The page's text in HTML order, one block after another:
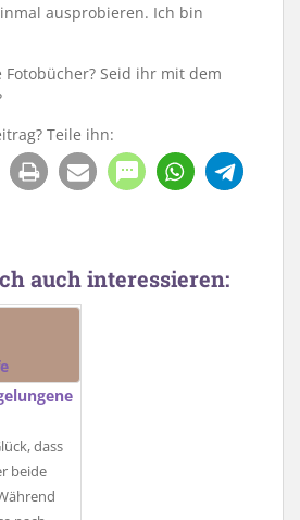
ausprobieren. Ich bin
Seid ihr mit dem
Teile ihn:
auch interessieren:
dass
beide